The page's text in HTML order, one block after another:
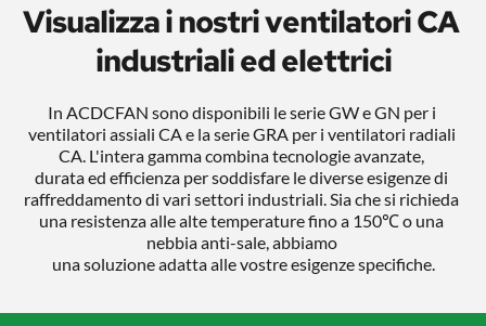
Visualizza i nostri ventilatori CA
industriali ed elettrici
In ACDCFAN sono disponibili le serie GW e GN per i
ventilatori assiali CA e la serie GRA per i ventilatori radiali
CA. L'intera gamma combina tecnologie avanzate,
durata ed efficienza per soddisfare le diverse esigenze di
raffreddamento di vari settori industriali. Sia che si richieda
una resistenza alle alte temperature fino a 150℃ o una
nebbia anti-sale, abbiamo
una soluzione adatta alle vostre esigenze specifiche.